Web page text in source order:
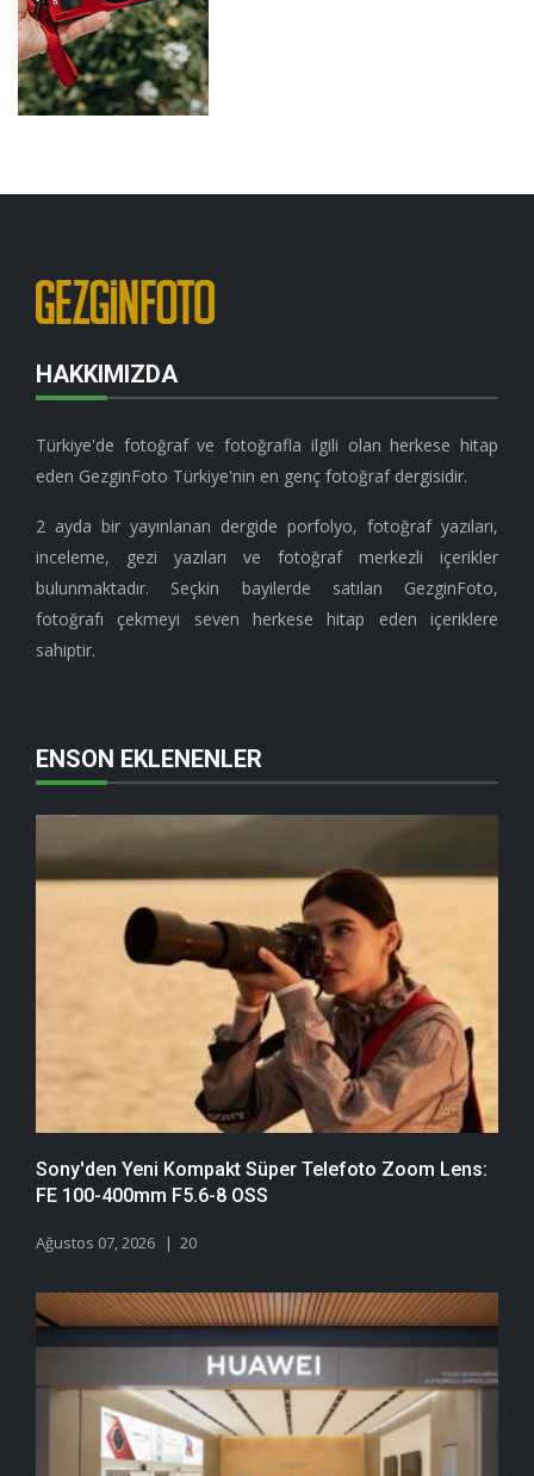
HAKKIMIZDA
Türkiye'de fotoğraf ve fotoğrafla ilgili olan herkese hitap
eden GezginFoto Türkiye'nin en genç fotoğraf dergisidir.
2 ayda bir yayınlanan dergide porfolyo, fotoğraf yazıları,
inceleme, gezi yazıları ve fotoğraf merkezli içerikler
bulunmaktadır. Seçkin bayilerde satılan GezginFoto,
fotoğrafı çekmeyi seven herkese hitap eden içeriklere
sahiptir.
ENSON EKLENENLER
Sony'den Yeni Kompakt Süper Telefoto Zoom Lens:
FE 100-400mm F5.6-8 OSS
Ağustos 07, 2026 20